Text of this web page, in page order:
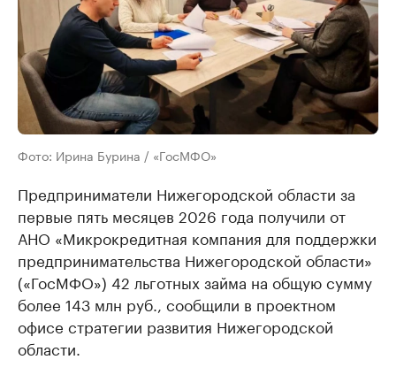
Фото: Ирина Бурина / «ГосМФО»
Предприниматели Нижегородской области за
первые пять месяцев 2026 года получили от
АНО «Микрокредитная компания для поддержки
предпринимательства Нижегородской области»
(«ГосМФО») 42 льготных займа на общую сумму
более 143 млн руб., сообщили в проектном
офисе стратегии развития Нижегородской
области.